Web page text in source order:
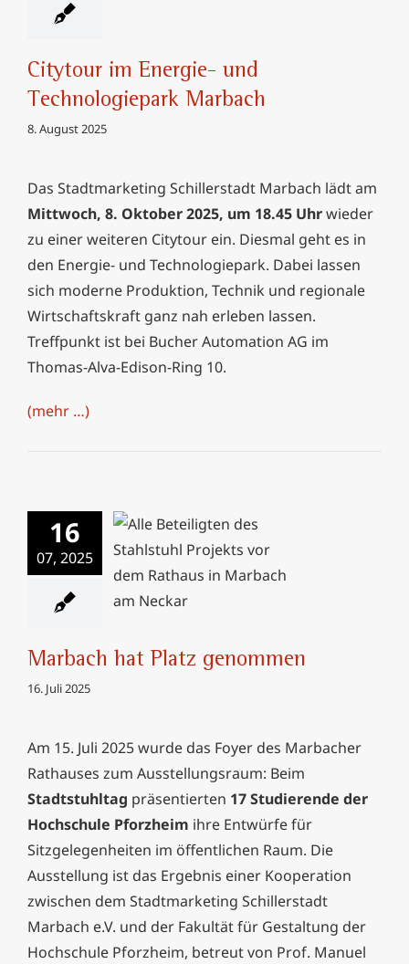
Citytour im Energie- und
Technologiepark Marbach
8. August 2025
Das Stadtmarketing Schillerstadt Marbach lädt am
Mittwoch, 8. Oktober 2025, um 18.45 Uhrwieder
zu einer weiteren Citytour ein. Diesmal geht es in
den Energie- und Technologiepark. Dabei lassen
sich moderne Produktion, Technik und regionale
Wirtschaftskraft ganz nah erleben lassen.
Treffpunkt ist bei Bucher Automation AG im
Thomas-Alva-Edison-Ring 10.
(mehr …)
16
07, 2025
Marbach hat Platz
genommen
Marbach hat Platz genommen
16. Juli 2025
Am 15. Juli 2025 wurde das Foyer des Marbacher
Rathauses zum Ausstellungsraum: Beim
Stadtstuhltag präsentierten 17 Studierende der
Hochschule Pforzheim ihre Entwürfe für
Sitzgelegenheiten im öffentlichen Raum. Die
Ausstellung ist das Ergebnis einer Kooperation
zwischen dem Stadtmarketing Schillerstadt
Marbach e.V. und der Fakultät für Gestaltung der
Hochschule Pforzheim, betreut von Prof. Manuel